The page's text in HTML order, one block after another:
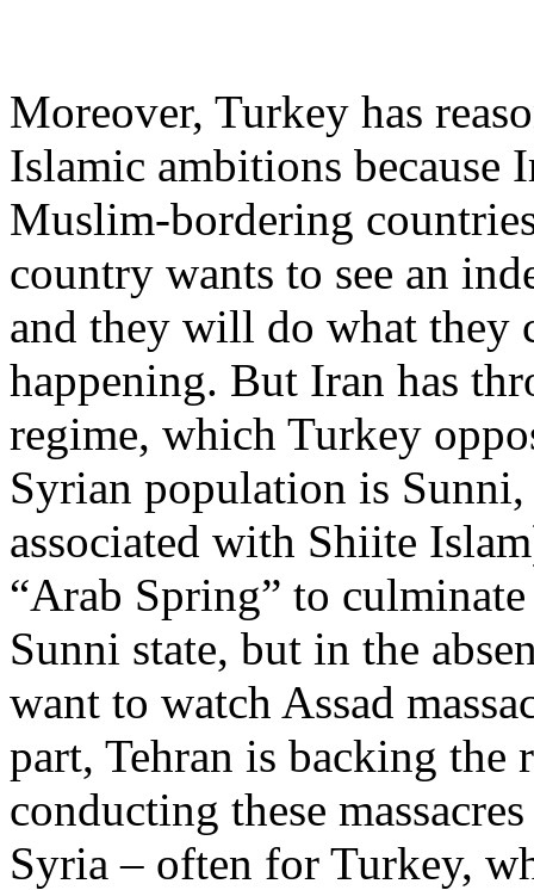
Moreover, Turkey has
Islamic ambitions because
Muslim-bordering
country wants to see an
and they will do what they
happening. But Iran has
regime, which Turkey
Syrian population is
associated with Shiite
“Arab Spring” to
Sunni state, but in the
want to watch Assad
part, Tehran is backing the
conducting these
Syria – often for Turkey,